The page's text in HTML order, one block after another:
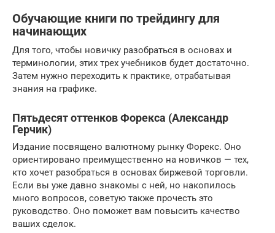
Обучающие книги по трейдингу для
начинающих
Для того, чтобы новичку разобраться в основах и
терминологии, этих трех учебников будет достаточно.
Затем нужно переходить к практике, отрабатывая
знания на графике.
Пятьдесят оттенков Форекса (Александр
Герчик)
Издание посвящено валютному рынку Форекс. Оно
ориентировано преимущественно на новичков — тех,
кто хочет разобраться в основах биржевой торговли.
Если вы уже давно знакомы с ней, но накопилось
много вопросов, советую также прочесть это
руководство. Оно поможет вам повысить качество
ваших сделок.